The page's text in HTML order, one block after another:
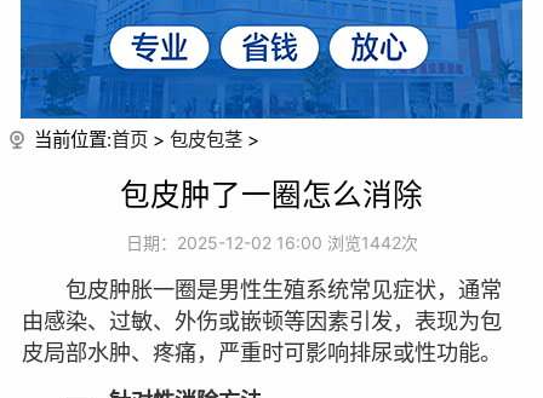
当前位置:首页 > 包皮包茎 >
包皮肿了一圈怎么消除
日期：2025-12-02 16:00 浏览1442次
包皮肿胀一圈是男性生殖系统常见症状，通常
由感染、过敏、外伤或嵌顿等因素引发，表现为包
皮局部水肿、疼痛，严重时可影响排尿或性功能。